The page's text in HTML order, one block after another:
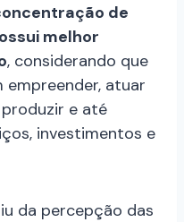
de
melhor
, considerando que
atuar
e até
investimentos e
da percepção das